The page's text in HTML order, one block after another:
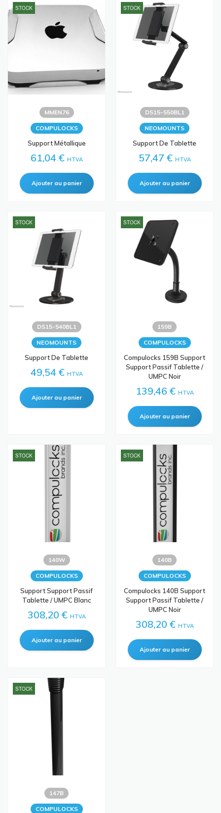
STOCK
MMEN76
COMPULOCKS
Support Métallique
61,04 € HTVA
STOCK
DS15-550BL1
NEOMOUNTS
Support De Tablette
57,47 € HTVA
STOCK
DS15-540BL1
NEOMOUNTS
Support De Tablette
49,54 € HTVA
STOCK
159B
COMPULOCKS
Compulocks 159B Support
Support Passif Tablette /
UMPC Noir
139,46 € HTVA
STOCK
140W
COMPULOCKS
Support Support Passif
Tablette / UMPC Blanc
308,20 € HTVA
STOCK
140B
COMPULOCKS
Compulocks 140B Support
Support Passif Tablette /
UMPC Noir
308,20 € HTVA
STOCK
147B
COMPULOCKS